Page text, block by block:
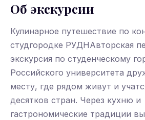
Об экскурсии
Кулинарное путешествие по
студгородке РУДНАвторская
экскурсия по студенческому
Российского университета
месту, где рядом живут и
десятков стран. Через кухню и
гастрономические традиции